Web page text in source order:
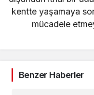
kentte yaşamaya
mücadele
Benzer Haberler